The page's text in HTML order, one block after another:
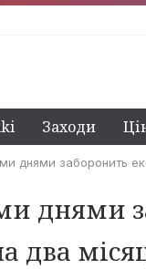
Заходи
днями заборонить
днями
два